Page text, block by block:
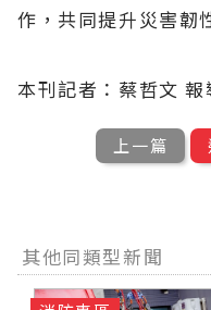
作，共同提升災害韌
本刊記者：蔡哲文 報
上一篇
其他同類型新聞